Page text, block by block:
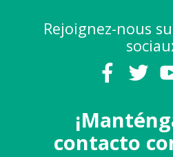
Rejoignez-nous
contacto